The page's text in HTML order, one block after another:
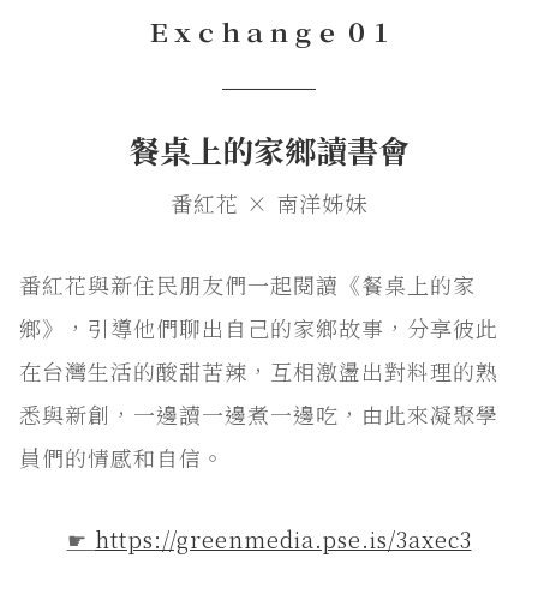
Ｅｘｃｈａｎｇｅ ０１
───
餐桌上的家鄉讀書會
番紅花 × 南洋姊妹
番紅花與新住民朋友們一起閱讀《餐桌上的家
鄉》，引導他們聊出自己的家鄉故事，分享彼此
在台灣生活的酸甜苦辣，互相激盪出對料理的熟
悉與新創，一邊讀一邊煮一邊吃，由此來凝聚學
員們的情感和自信。
☛ https://greenmedia.pse.is/3axec3